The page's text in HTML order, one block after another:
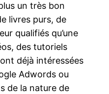
un très bon
livres purs, de
qualifiés qu’une
des tutoriels
déjà intéressées
Adwords ou
de la nature de